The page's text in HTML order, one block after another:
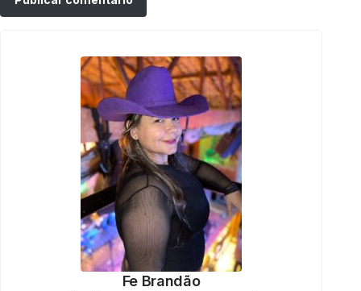
Fe Brandão